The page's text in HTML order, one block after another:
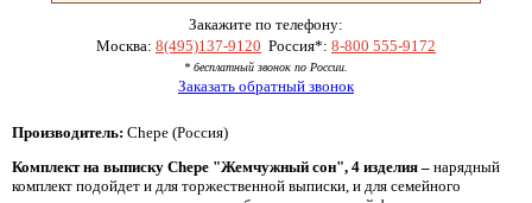
Закажите по телефону:
Москва: 8(495)137-9120 Россия*: 8-800 555-9172
* бесплатный звонок по России.
Заказать обратный звонок
Производитель: Chepe (Россия)
Комплект на выписку Chepe "Жемчужный сон", 4 изделия – нарядный
комплект подойдет и для торжественной выписки, и для семейного